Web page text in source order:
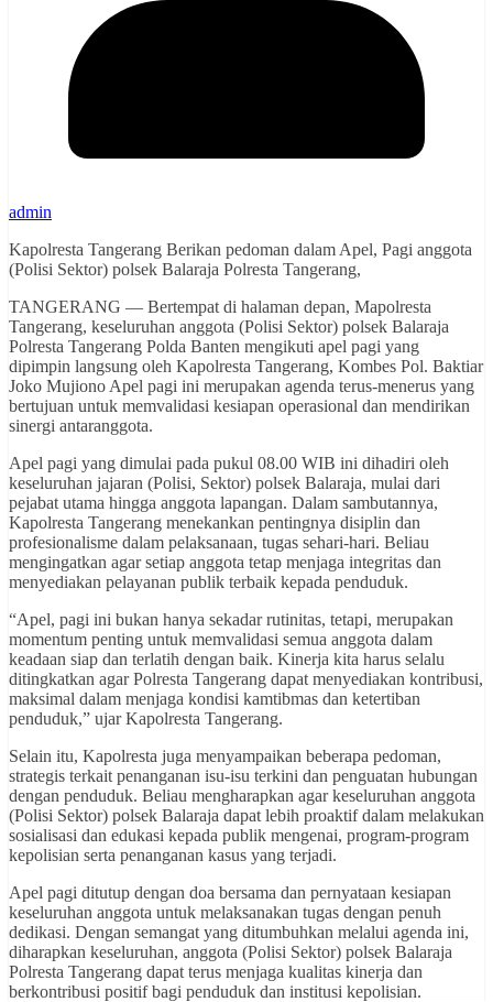
admin
Kapolresta Tangerang Berikan pedoman dalam Apel, Pagi anggota
(Polisi Sektor) polsek Balaraja Polresta Tangerang,
TANGERANG — Bertempat di halaman depan, Mapolresta
Tangerang, keseluruhan anggota (Polisi Sektor) polsek Balaraja
Polresta Tangerang Polda Banten mengikuti apel pagi yang
dipimpin langsung oleh Kapolresta Tangerang, Kombes Pol. Baktiar
Joko Mujiono Apel pagi ini merupakan agenda terus-menerus yang
bertujuan untuk memvalidasi kesiapan operasional dan mendirikan
sinergi antaranggota.
Apel pagi yang dimulai pada pukul 08.00 WIB ini dihadiri oleh
keseluruhan jajaran (Polisi, Sektor) polsek Balaraja, mulai dari
pejabat utama hingga anggota lapangan. Dalam sambutannya,
Kapolresta Tangerang menekankan pentingnya disiplin dan
profesionalisme dalam pelaksanaan, tugas sehari-hari. Beliau
mengingatkan agar setiap anggota tetap menjaga integritas dan
menyediakan pelayanan publik terbaik kepada penduduk.
“Apel, pagi ini bukan hanya sekadar rutinitas, tetapi, merupakan
momentum penting untuk memvalidasi semua anggota dalam
keadaan siap dan terlatih dengan baik. Kinerja kita harus selalu
ditingkatkan agar Polresta Tangerang dapat menyediakan kontribusi,
maksimal dalam menjaga kondisi kamtibmas dan ketertiban
penduduk,” ujar Kapolresta Tangerang.
Selain itu, Kapolresta juga menyampaikan beberapa pedoman,
strategis terkait penanganan isu-isu terkini dan penguatan hubungan
dengan penduduk. Beliau mengharapkan agar keseluruhan anggota
(Polisi Sektor) polsek Balaraja dapat lebih proaktif dalam melakukan
sosialisasi dan edukasi kepada publik mengenai, program-program
kepolisian serta penanganan kasus yang terjadi.
Apel pagi ditutup dengan doa bersama dan pernyataan kesiapan
keseluruhan anggota untuk melaksanakan tugas dengan penuh
dedikasi. Dengan semangat yang ditumbuhkan melalui agenda ini,
diharapkan keseluruhan, anggota (Polisi Sektor) polsek Balaraja
Polresta Tangerang dapat terus menjaga kualitas kinerja dan
berkontribusi positif bagi penduduk dan institusi kepolisian.